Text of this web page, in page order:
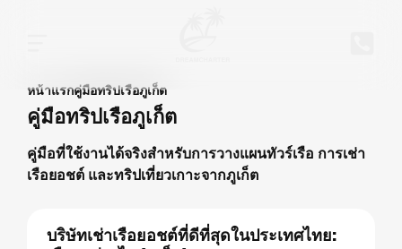
หน้าแรกคู่มือทริปเรือภูเก็ต
คู่มือทริปเรือภูเก็ต
คู่มือที่ใช้งานได้จริงสำหรับการวางแผนทัวร์เรือ การเช่า
เรือยอชต์ และทริปเที่ยวเกาะจากภูเก็ต
บริษัทเช่าเรือยอชต์ที่ดีที่สุดในประเทศไทย: